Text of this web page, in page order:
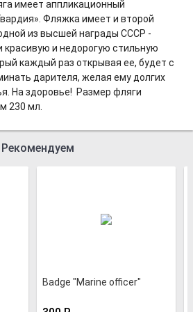
имеет аппликационный
Фляжка имеет и второй
из высшей награды СССР -
красивую и недорогую стильную
каждый раз открывая ее, будет с
дарителя, желая ему долгих
На здоровье! Размер фляги
230 мл.
Рекомендуем
Badge "Marine officer"